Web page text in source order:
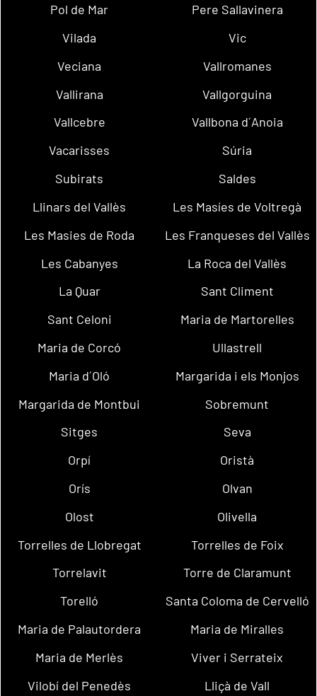
Pol de Mar
Pere Sallavinera
Vilada
Vic
Veciana
Vallromanes
Vallirana
Vallgorguina
Vallcebre
Vallbona d´Anoia
Vacarisses
Súria
Subirats
Saldes
Llinars del Vallès
Les Masíes de Voltregà
Les Masies de Roda
Les Franqueses del Vallès
Les Cabanyes
La Roca del Vallès
La Quar
Sant Climent
Sant Celoni
Maria de Martorelles
Maria de Corcó
Ullastrell
Maria d´Oló
Margarida i els Monjos
Margarida de Montbui
Sobremunt
Sitges
Seva
Orpí
Oristà
Orís
Olvan
Olost
Olivella
Torrelles de Llobregat
Torrelles de Foix
Torrelavit
Torre de Claramunt
Torelló
Santa Coloma de Cervelló
Maria de Palautordera
Maria de Miralles
Maria de Merlès
Viver i Serrateix
Vilobí del Penedès
Lliçà de Vall